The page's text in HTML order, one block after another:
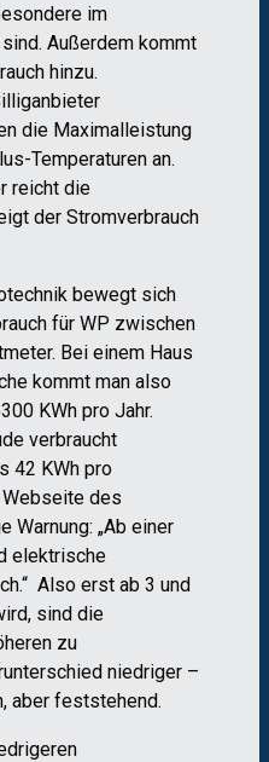
im
Außerdem kommt
hinzu.
die Maximalleistung
Temperaturen an.
reicht die
der Stromverbrauch
bewegt sich
für WP zwischen
Bei einem Haus
kommt man also
KWh pro Jahr.
verbraucht
42 KWh pro
Webseite des
Warnung: „Ab einer
elektrische
Also erst ab 3 und
sind die
zu
niedriger –
aber feststehend.